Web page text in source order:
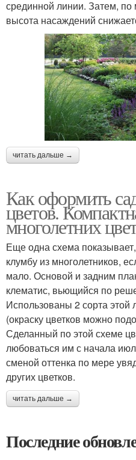
срединной линии. Затем,
высота насаждений
читать дальше →
Как оформить
цветов.
многолетних
Еще одна схема
клумбу из многолетников,
мало. Основой и задним
клематис, вьющийся по
Использованы 2 сорта
(окраску цветков можно
Сделанный по этой схеме
любоваться им с начала
сменой оттенка по мере
других цветков.
читать дальше →
Последние